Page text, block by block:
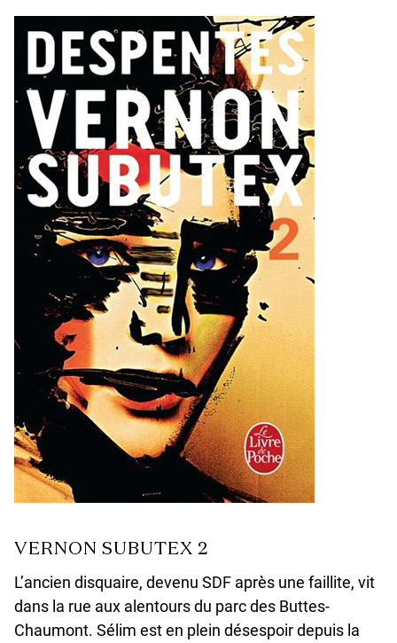
D
F
I
N
E
D
VERNON SUBUTEX 2
L’ancien disquaire, devenu SDF après une faillite, vit
dans la rue aux alentours du parc des Buttes-
Chaumont. Sélim est en plein désespoir depuis la